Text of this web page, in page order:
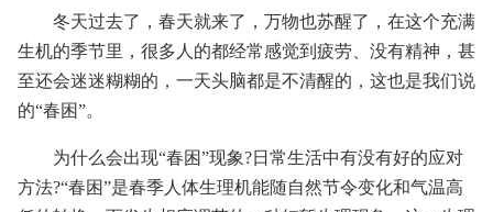
冬天过去了，春天就来了，万物也苏醒了，在这个充满
生机的季节里，很多人的都经常感觉到疲劳、没有精神，甚
至还会迷迷糊糊的，一天头脑都是不清醒的，这也是我们说
的“春困”。
为什么会出现“春困”现象?日常生活中有没有好的应对
方法?“春困”是春季人体生理机能随自然节令变化和气温高